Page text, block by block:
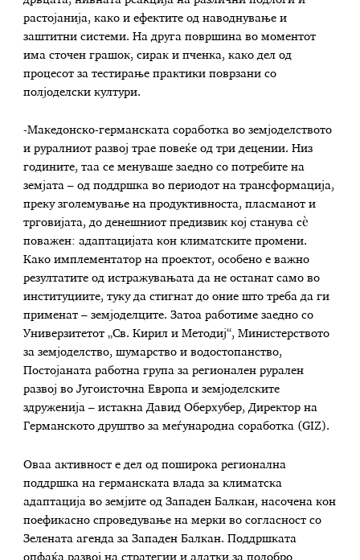
растојанија, како и ефектите од наводнување и
заштитни системи. На друга површина во моментот
има сточен грашок, сирак и пченка, како дел од
процесот за тестирање практики поврзани со
полјоделски култури.
-Македонско-германската соработка во земјоделството
и руралниот развој трае повеќе од три децении. Низ
годините, таа се менуваше заедно со потребите на
земјата – од поддршка во периодот на трансформација,
преку зголемување на продуктивноста, пласманот и
трговијата, до денешниот предизвик кој станува сè
поважен: адаптацијата кон климатските промени.
Како имплементатор на проектот, особено е важно
резултатите од истражувањата да не останат само во
институциите, туку да стигнат до оние што треба да ги
применат – земјоделците. Затоа работиме заедно со
Универзитетот „Св. Кирил и Методиј“, Министерството
за земјоделство, шумарство и водостопанство,
Постојаната работна група за регионален рурален
развој во Југоисточна Европа и земјоделските
здруженија – истакна Давид Оберхубер, Директор на
Германското друштво за меѓународна соработка (GIZ).
Оваа активност е дел од поширока регионална
поддршка на германската влада за климатска
адаптација во земјите од Западен Балкан, насочена кон
поефикасно спроведување на мерки во согласност со
Зелената агенда за Западен Балкан. Поддршката
опфаќа развој на стратегии и алатки за подобро